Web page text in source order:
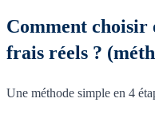
Comment
frais réels ?
Une méthode simple en 4